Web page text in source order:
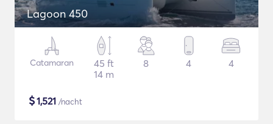
Lagoon 450
Catamaran
45 ft
14 m
8 4 4
$1,521 /nacht